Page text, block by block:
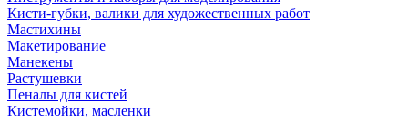
Кисти-губки, валики для художественных работ
Мастихины
Макетирование
Манекены
Растушевки
Пеналы для кистей
Кистемойки, масленки